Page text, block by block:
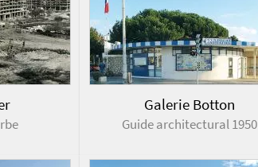
Galerie Botton
Guide architectural 1950